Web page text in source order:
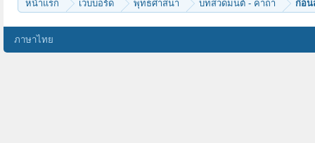
หน้าแรก เว็บบอร์ด พุทธศาสนา บทสวดมนต์ - คาถา ก่อน
ภาษาไทย